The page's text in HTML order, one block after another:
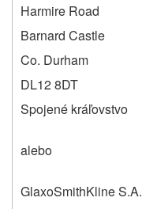
Harmire Road
Barnard Castle
Co. Durham
DL12 8DT
Spojené kráľovstvo
alebo
GlaxoSmithKline S.A.